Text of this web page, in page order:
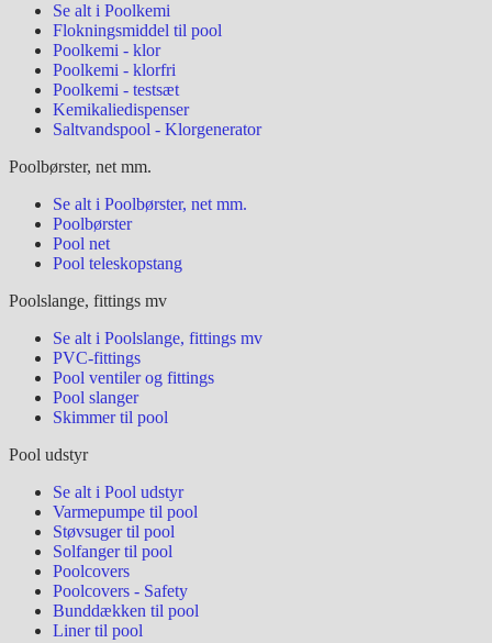
Se alt i Poolkemi
Flokningsmiddel til pool
Poolkemi - klor
Poolkemi - klorfri
Poolkemi - testsæt
Kemikaliedispenser
Saltvandspool - Klorgenerator
Poolbørster, net mm.
Se alt i Poolbørster, net mm.
Poolbørster
Pool net
Pool teleskopstang
Poolslange, fittings mv
Se alt i Poolslange, fittings mv
PVC-fittings
Pool ventiler og fittings
Pool slanger
Skimmer til pool
Pool udstyr
Se alt i Pool udstyr
Varmepumpe til pool
Støvsuger til pool
Solfanger til pool
Poolcovers
Poolcovers - Safety
Bunddækken til pool
Liner til pool